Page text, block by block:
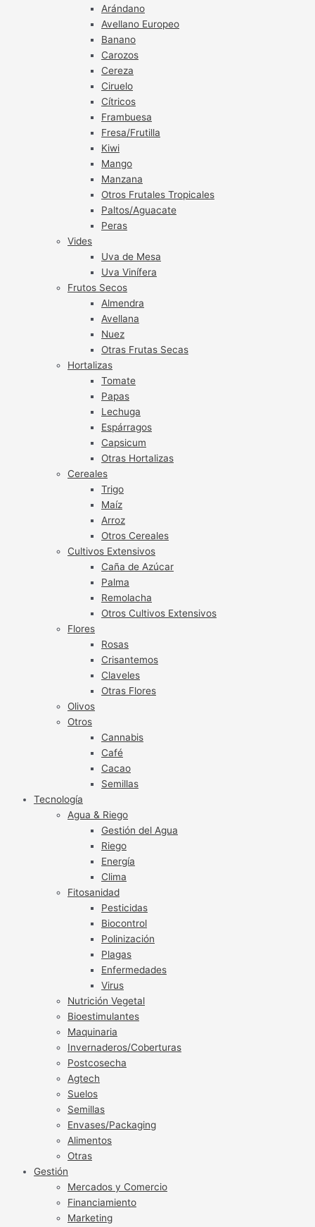
Arándano
Avellano Europeo
Banano
Carozos
Cereza
Ciruelo
Cítricos
Frambuesa
Fresa/Frutilla
Kiwi
Mango
Manzana
Otros Frutales Tropicales
Paltos/Aguacate
Peras
Vides
Uva de Mesa
Uva Vinífera
Frutos Secos
Almendra
Avellana
Nuez
Otras Frutas Secas
Hortalizas
Tomate
Papas
Lechuga
Espárragos
Capsicum
Otras Hortalizas
Cereales
Trigo
Maíz
Arroz
Otros Cereales
Cultivos Extensivos
Caña de Azúcar
Palma
Remolacha
Otros Cultivos Extensivos
Flores
Rosas
Crisantemos
Claveles
Otras Flores
Olivos
Otros
Cannabis
Café
Cacao
Semillas
Tecnología
Agua & Riego
Gestión del Agua
Riego
Energía
Clima
Fitosanidad
Pesticidas
Biocontrol
Polinización
Plagas
Enfermedades
Virus
Nutrición Vegetal
Bioestimulantes
Maquinaria
Invernaderos/Coberturas
Postcosecha
Agtech
Suelos
Semillas
Envases/Packaging
Alimentos
Otras
Gestión
Mercados y Comercio
Financiamiento
Marketing